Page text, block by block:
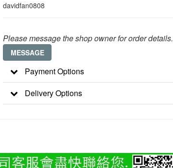
davidfan0808
Please message the shop owner for order details.
MESSAGE
Payment Options
Delivery Options